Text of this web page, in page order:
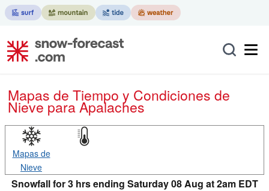
Mapas de Tiempo y Condiciones de
Nievepara Apalaches
Mapas de
Nieve
Snowfall for 3 hrs ending Saturday 08 Aug at 2am EDT